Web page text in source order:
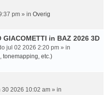
pm » in Overig
GIACOMETTI in BAZ 2026 3D
jul 02 2026 2:20 pm » in
tonemapping, etc.)
30 2026 10:02 am » in